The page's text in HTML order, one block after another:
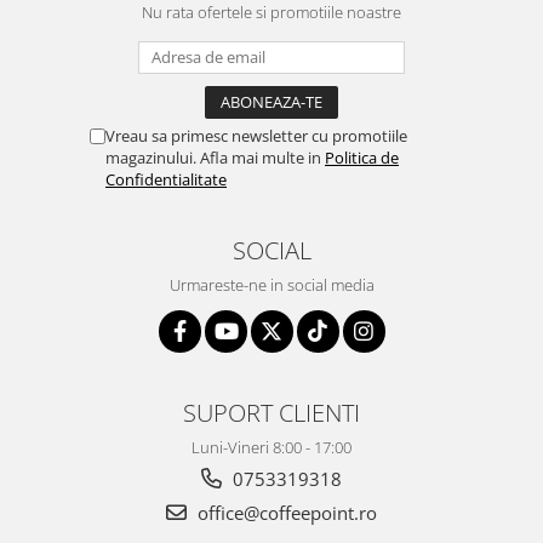
Lavazza Tierra! Bio-Organic vine ambalată
1kg iar un bax conține
Nu rata ofertele si promotiile noastre
Vreau sa primesc newsletter cu promotiile
magazinului. Afla mai multe in Politica de
Confidentialitate
SOCIAL
Urmareste-ne in social media
SUPORT CLIENTI
Luni-Vineri 8:00 - 17:00
0753319318
office@coffeepoint.ro